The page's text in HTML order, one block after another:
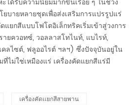
บายหลายชุดเพื่อส่งเสริมการแปรรูปแร่
แยกสีแบบโฟโตอิเล็กทริคเริ่มเข้าสู่วงการ
ยควอทซ์, วอลลาสโทไนท์, แบไรท์,
ลไซต์, ฟลูออไรต์ ฯลฯ) ซึ่งปัจจุบันอยู่ใน
ไม่ใช่เหมืองแร่ เครื่องคัดแยกสีแร่มี
เครื่องคัดเเยกสีสายพาน